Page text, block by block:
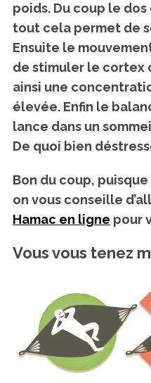
poids. Du coup le
tout cela permet de
Ensuite le
de stimuler le cortex
ainsi une
élevée. Enfin le
lance dans un
De quoi bien
Bon du coup,
on vous conseille
Hamac en ligne pour
Vous vous tenez